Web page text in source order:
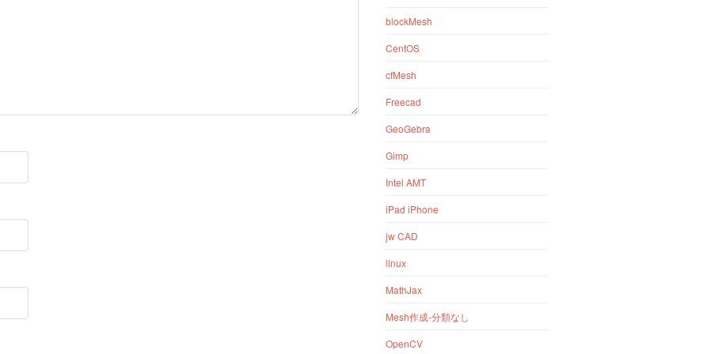
blockMesh
CentOS
cfMesh
Freecad
GeoGebra
Gimp
Intel AMT
iPad iPhone
jw CAD
linux
MathJax
Mesh作成-分類なし
OpenCV